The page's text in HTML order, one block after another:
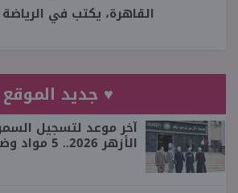
القاهرة، يكتب في الرياضة
♥ جديد الموقع
آخر موعد لتسجيل
الأزهر 2026.. 5 مواد وضوابط التقديم